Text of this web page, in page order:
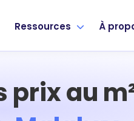
Ressources À
prix au